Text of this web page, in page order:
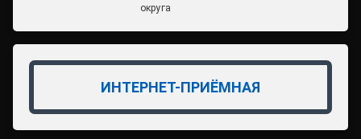
округа
ИНТЕРНЕТ-ПРИЁМНАЯ